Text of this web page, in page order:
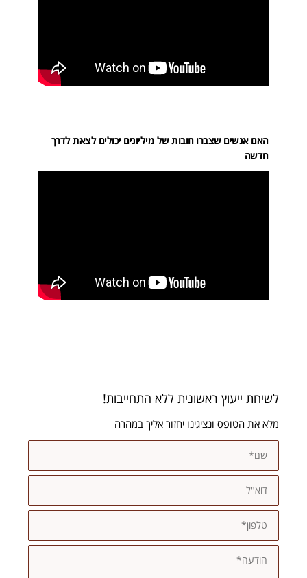
האם אנשים שצברו חובות של מיליונים יכולים לצאת לדרך
חדשה
לשיחת ייעוץ ראשונית ללא התחייבות!
מלא את הטופס ונציגינו יחזור אליך במהרה